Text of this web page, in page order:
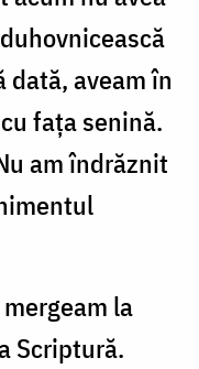
dată, aveam în
faţa senină.
am îndrăznit
la
Scriptură.